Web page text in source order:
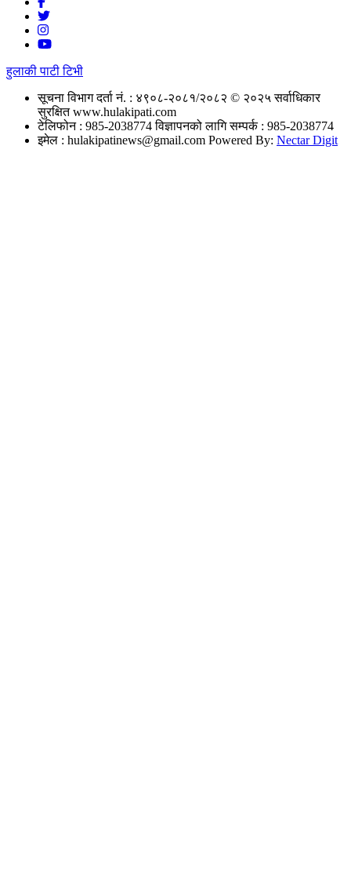
हुलाकी पाटी टिभी
सूचना विभाग दर्ता नं. : ४९०८-२०८१/२०८२ © २०२५ सर्वाधिकार
सुरक्षित www.hulakipati.com
टेलिफोन : 985-2038774विज्ञापनको लागि सम्पर्क : 985-2038774
इमेल : hulakipatinews@gmail.com Powered By: Nectar Digit